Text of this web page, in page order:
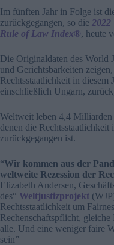
Im fünften Jahr in Folge ist
zurückgegangen, so die 2022
Rule of Law Index®, heute
Die Originaldaten des World
und Gerichtsbarkeiten
Rechtsstaatlichkeit in diesem
einschließlich Ungarn,
Weltweit leben 4,4
denen die Rechtsstaatlichkeit
zurückgegangen ist.
“Wir kommen aus der
weltweite Rezession der
Elizabeth Andersen,
des“ Weltjustizprojekt
Rechtsstaatlichkeit um
Rechenschaftspflicht,
alle. Und eine weniger faire
sein”